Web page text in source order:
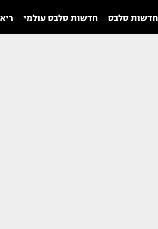
חדשות סלבס חדשות סלבס עולמי